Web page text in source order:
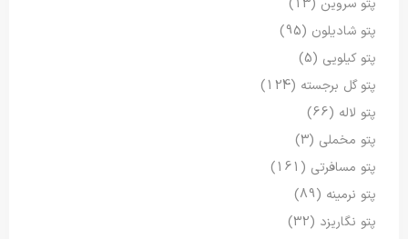
پتو سروین (13)
پتو شادیلون (95)
پتو کیلویی (5)
پتو گل برجسته (124)
پتو لاله (66)
پتو مخملی (3)
پتو مسافرتی (161)
پتو نرمینه (89)
پتو نگاریزد (32)